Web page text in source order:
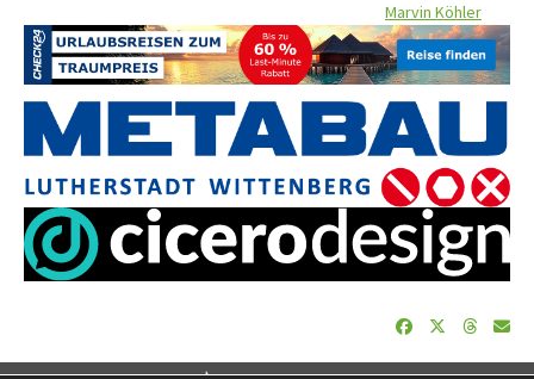
Marvin Köhler